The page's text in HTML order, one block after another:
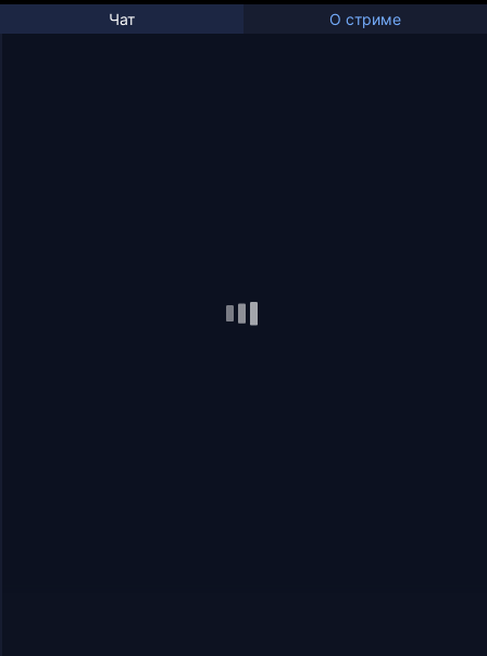
Чат О стриме